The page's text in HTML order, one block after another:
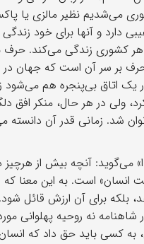
می‌شدیم نظیر مالزی یا
دارد و آنها برای خود زندگی
هر کشوری زندگی می‌کند. حرف
بر سر آن است که جهان در
یک اتاق بی‌پنجره هم می‌شود
ولی در هر حال، منکر افق
شد. زمانی قدر آن دانسته
می‌گوید: آنچه بیش از
انسان» است. به این معنا که
بلکه برای آن ارزش قائل
شاهنامه نه روحیه پهلوانی
به کسی باید حق داد که